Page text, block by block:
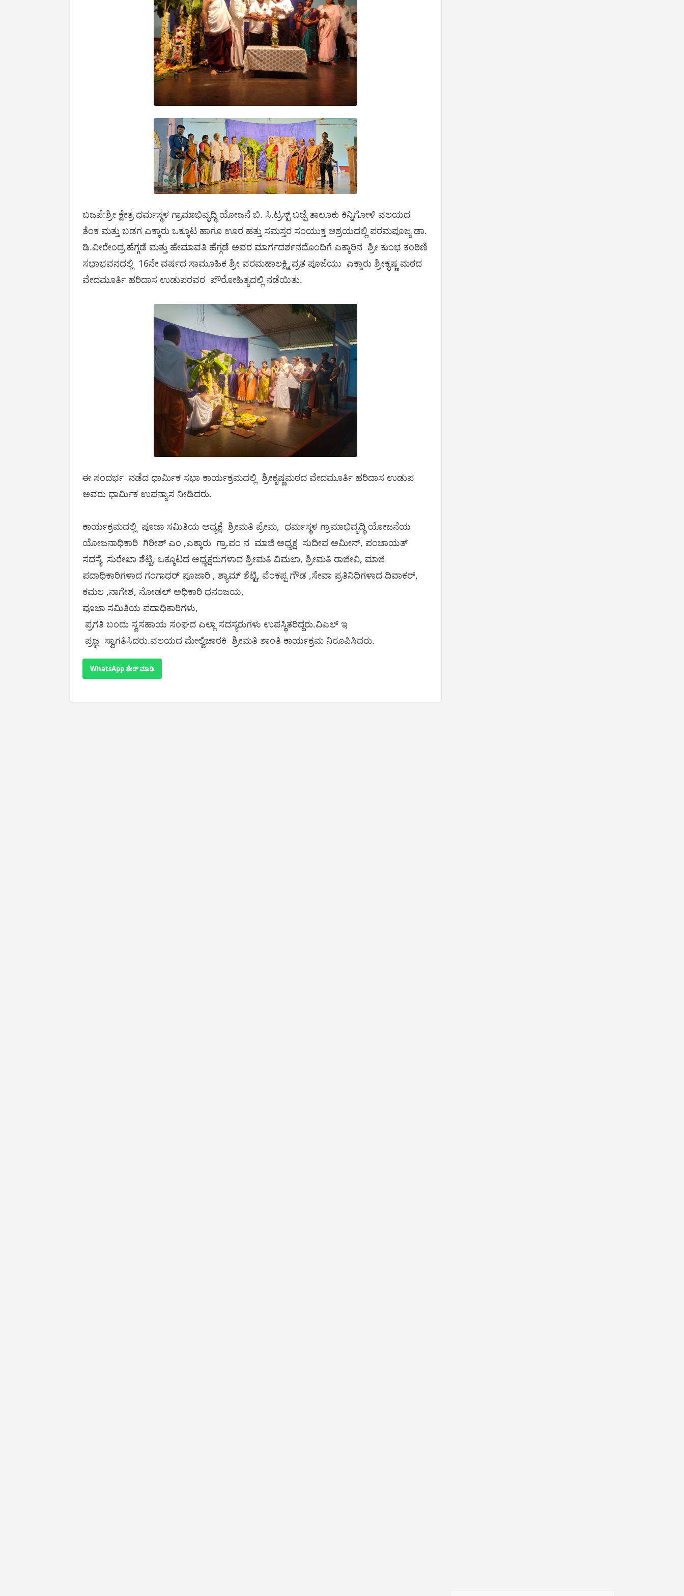
ಬಜಪೆ:ಶ್ರೀ ಕ್ಷೇತ್ರ ಧರ್ಮಸ್ಥಳ ಗ್ರಾಮಾಭಿವೃದ್ಧಿ ಯೋಜನೆ ಬಿ. ಸಿ.ಟ್ರಸ್ಟ್ ಬಜ್ಪೆ ತಾಲೂಕು ಕಿನ್ನಿಗೋಳಿ ವಲಯದ
ತೆಂಕ ಮತ್ತು ಬಡಗ ಎಕ್ಕಾರು ಒಕ್ಕೂಟ ಹಾಗೂ ಊರ ಹತ್ತು ಸಮಸ್ತರ ಸಂಯುಕ್ತ ಆಶ್ರಯದಲ್ಲಿ ಪರಮಪೂಜ್ಯ ಡಾ.
ಡಿ.ವೀರೇಂದ್ರ ಹೆಗ್ಗಡೆ ಮತ್ತು ಹೇಮಾವತಿ ಹೆಗ್ಗಡೆ ಅವರ ಮಾರ್ಗದರ್ಶನದೊಂದಿಗೆ ಎಕ್ಕಾರಿನ ಶ್ರೀ ಕುಂಭ ಕಂಠಿಣಿ
ಸಭಾಭವನದಲ್ಲಿ 16ನೇ ವರ್ಷದ ಸಾಮೂಹಿಕ ಶ್ರೀ ವರಮಹಾಲಕ್ಷ್ಮಿ ವ್ರತ ಪೂಜೆಯು ಎಕ್ಕಾರು ಶ್ರೀಕೃಷ್ಣ ಮಠದ
ವೇದಮೂರ್ತಿ ಹರಿದಾಸ ಉಡುಪರವರ ಪೌರೋಹಿತ್ಯದಲ್ಲಿ ನಡೆಯಿತು.
ಈ ಸಂದರ್ಭ ನಡೆದ ಧಾರ್ಮಿಕ ಸಭಾ ಕಾರ್ಯಕ್ರಮದಲ್ಲಿ ಶ್ರೀಕೃಷ್ಣಮಠದ ವೇದಮೂರ್ತಿ ಹರಿದಾಸ ಉಡುಪ
ಅವರು ಧಾರ್ಮಿಕ ಉಪನ್ಯಾಸ ನೀಡಿದರು.
ಕಾರ್ಯಕ್ರಮದಲ್ಲಿ ಪೂಜಾ ಸಮಿತಿಯ ಅಧ್ಯಕ್ಷೆ ಶ್ರೀಮತಿ ಪ್ರೇಮ, ಧರ್ಮಸ್ಥಳ ಗ್ರಾಮಾಭಿವೃದ್ಧಿ ಯೋಜನೆಯ
ಯೋಜನಾಧಿಕಾರಿ ಗಿರೀಶ್ ಎಂ ,ಎಕ್ಕಾರು ಗ್ರಾ.ಪಂ ನ ಮಾಜಿ ಅಧ್ಯಕ್ಷ ಸುದೀಪ ಅಮೀನ್, ಪಂಚಾಯತ್
ಸದಸ್ಯೆ ಸುರೇಖಾ ಶೆಟ್ಟಿ, ಒಕ್ಕೂಟದ ಅಧ್ಯಕ್ಷರುಗಳಾದ ಶ್ರೀಮತಿ ವಿಮಲಾ, ಶ್ರೀಮತಿ ರಾಜೀವಿ, ಮಾಜಿ
ಪದಾಧಿಕಾರಿಗಳಾದ ಗಂಗಾಧರ್ ಪೂಜಾರಿ , ಶ್ಯಾಮ್ ಶೆಟ್ಟಿ, ವೆಂಕಪ್ಪ ಗೌಡ ,ಸೇವಾ ಪ್ರತಿನಿಧಿಗಳಾದ ದಿವಾಕರ್,
ಕಮಲ ,ನಾಗೇಶ, ನೋಡಲ್ ಅಧಿಕಾರಿ ಧನಂಜಯ,
ಪೂಜಾ ಸಮಿತಿಯ ಪದಾಧಿಕಾರಿಗಳು,
ಪ್ರಗತಿ ಬಂದು ಸ್ವಸಹಾಯ ಸಂಘದ ಎಲ್ಲಾ ಸದಸ್ಯರುಗಳು ಉಪಸ್ಥಿತರಿದ್ದರು.ವಿಎಲ್ ಇ
ಪ್ರಜ್ಞ ಸ್ವಾಗತಿಸಿದರು.ವಲಯದ ಮೇಲ್ವಿಚಾರಕಿ ಶ್ರೀಮತಿ ಶಾಂತಿ ಕಾರ್ಯಕ್ರಮ ನಿರೂಪಿಸಿದರು.
WhatsApp ಶೇರ್ ಮಾಡಿ